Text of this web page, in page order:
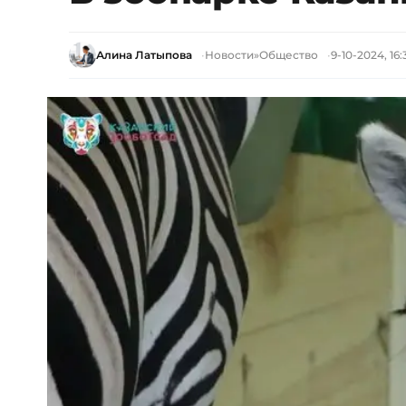
Алина Латыпова Новости»Общество 9-10-2024,